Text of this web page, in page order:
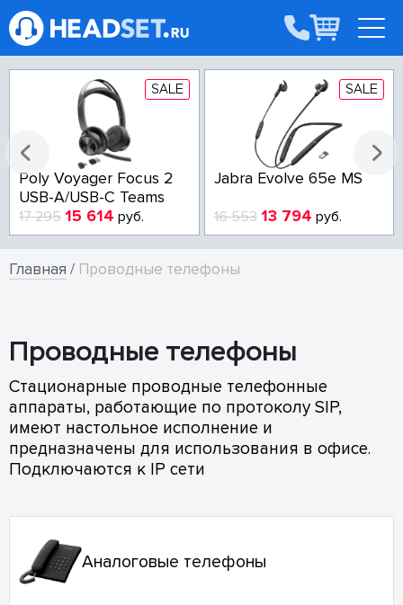
SALE
Poly Voyager Focus 2
USB-A/USB-C Teams
17 295 15 614 руб.
SALE
Jabra Evolve 65e MS
16 553 13 794 руб.
Главная / Проводные телефоны
Проводные телефоны
Стационарные проводные телефонные
аппараты, работающие по протоколу SIP,
имеют настольное исполнение и
предназначены для использования в офисе.
Подключаются к IP сети
Аналоговые телефоны